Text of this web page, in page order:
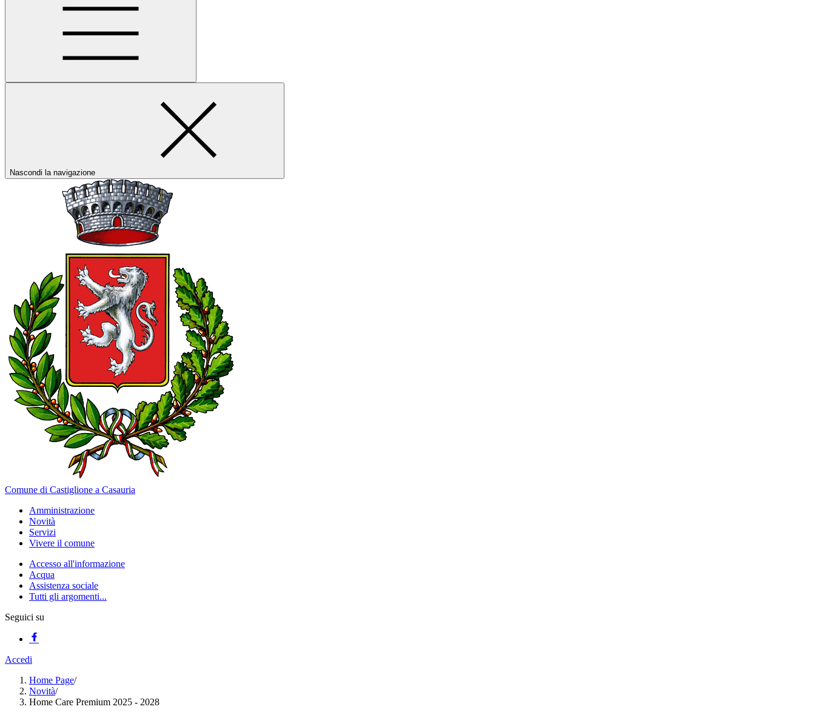
Nascondi la navigazione
Comune di Castiglione a Casauria
Amministrazione
Novità
Servizi
Vivere il comune
Accesso all'informazione
Acqua
Assistenza sociale
Tutti gli argomenti...
Seguici su
Accedi
Home Page/
Novità/
Home Care Premium 2025 - 2028